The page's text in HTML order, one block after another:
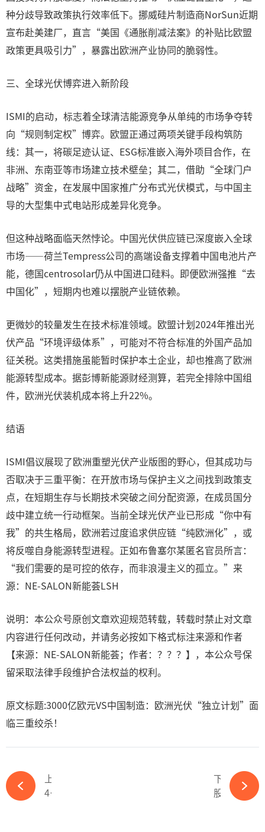
种分歧导致政策执行效率低下。挪威硅片制造商NorSun近期
宣布赴美建厂，直言“美国《通胀削减法案》的补贴比欧盟
政策更具吸引力”，暴露出欧洲产业协同的脆弱性。
三、全球光伏博弈进入新阶段
ISMI的启动，标志着全球清洁能源竞争从单纯的市场争夺转
向“规则制定权”博弈。欧盟正通过两项关键手段构筑防
线：其一，将碳足迹认证、ESG标准嵌入海外项目合作，在
非洲、东南亚等市场建立技术壁垒；其二，借助“全球门户
战略”资金，在发展中国家推广分布式光伏模式，与中国主
导的大型集中式电站形成差异化竞争。
但这种战略面临天然悖论。中国光伏供应链已深度嵌入全球
市场——荷兰Tempress公司的高端设备支撑着中国电池片产
能，德国centrosolar仍从中国进口硅料。即便欧洲强推“去
中国化”，短期内也难以摆脱产业链依赖。
更微妙的较量发生在技术标准领域。欧盟计划2024年推出光
伏产品“环境评级体系”，可能对不符合标准的外国产品加
征关税。这类措施虽能暂时保护本土企业，却也推高了欧洲
能源转型成本。据彭博新能源财经测算，若完全排除中国组
件，欧洲光伏装机成本将上升22%。
结语
ISMI倡议展现了欧洲重塑光伏产业版图的野心，但其成功与
否取决于三重平衡：在开放市场与保护主义之间找到政策支
点，在短期生存与长期技术突破之间分配资源，在成员国分
歧中建立统一行动框架。当前全球光伏产业已形成“你中有
我”的共生格局，欧洲若过度追求供应链“纯欧洲化”，或
将反噬自身能源转型进程。正如布鲁塞尔某匿名官员所言：
“我们需要的是可控的依存，而非浪漫主义的孤立。”来
源：NE-SALON新能荟LSH
说明：本公众号原创文章欢迎规范转载，转载时禁止对文章
内容进行任何改动，并请务必按如下格式标注来源和作者
【来源：NE-SALON新能荟；作者：？？？】，本公众号保
留采取法律手段维护合法权益的权利。
原文标题:3000亿欧元VS中国制造：欧洲光伏“独立计划”面
临三重绞杀！
4月新规执行！400+中国企业围猎日本新能源市场-必赢体育app官方平台
下一篇
股价暴跌64%！亏损32亿！光伏巨头或将破产-必赢体育app官方平台